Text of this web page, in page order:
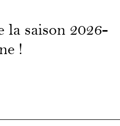
la saison 2026-
!